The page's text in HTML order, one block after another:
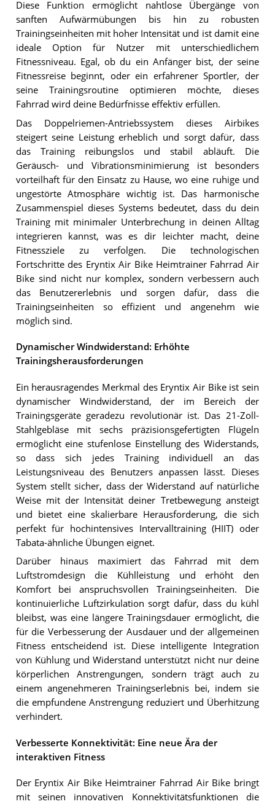
Diese Funktion ermöglicht nahtlose Übergänge von
sanften Aufwärmübungen bis hin zu robusten
Trainingseinheiten mit hoher Intensität und ist damit eine
ideale Option für Nutzer mit unterschiedlichem
Fitnessniveau. Egal, ob du ein Anfänger bist, der seine
Fitnessreise beginnt, oder ein erfahrener Sportler, der
seine Trainingsroutine optimieren möchte, dieses
Fahrrad wird deine Bedürfnisse effektiv erfüllen.
Das Doppelriemen-Antriebssystem dieses Airbikes
steigert seine Leistung erheblich und sorgt dafür, dass
das Training reibungslos und stabil abläuft. Die
Geräusch- und Vibrationsminimierung ist besonders
vorteilhaft für den Einsatz zu Hause, wo eine ruhige und
ungestörte Atmosphäre wichtig ist. Das harmonische
Zusammenspiel dieses Systems bedeutet, dass du dein
Training mit minimaler Unterbrechung in deinen Alltag
integrieren kannst, was es dir leichter macht, deine
Fitnessziele zu verfolgen. Die technologischen
Fortschritte des Eryntix Air Bike Heimtrainer Fahrrad Air
Bike sind nicht nur komplex, sondern verbessern auch
das Benutzererlebnis und sorgen dafür, dass die
Trainingseinheiten so effizient und angenehm wie
möglich sind.
Dynamischer Windwiderstand: Erhöhte
Trainingsherausforderungen
Ein herausragendes Merkmal des Eryntix Air Bike ist sein
dynamischer Windwiderstand, der im Bereich der
Trainingsgeräte geradezu revolutionär ist. Das 21-Zoll-
Stahlgebläse mit sechs präzisionsgefertigten Flügeln
ermöglicht eine stufenlose Einstellung des Widerstands,
so dass sich jedes Training individuell an das
Leistungsniveau des Benutzers anpassen lässt. Dieses
System stellt sicher, dass der Widerstand auf natürliche
Weise mit der Intensität deiner Tretbewegung ansteigt
und bietet eine skalierbare Herausforderung, die sich
perfekt für hochintensives Intervalltraining (HIIT) oder
Tabata-ähnliche Übungen eignet.
Darüber hinaus maximiert das Fahrrad mit dem
Luftstromdesign die Kühlleistung und erhöht den
Komfort bei anspruchsvollen Trainingseinheiten. Die
kontinuierliche Luftzirkulation sorgt dafür, dass du kühl
bleibst, was eine längere Trainingsdauer ermöglicht, die
für die Verbesserung der Ausdauer und der allgemeinen
Fitness entscheidend ist. Diese intelligente Integration
von Kühlung und Widerstand unterstützt nicht nur deine
körperlichen Anstrengungen, sondern trägt auch zu
einem angenehmeren Trainingserlebnis bei, indem sie
die empfundene Anstrengung reduziert und Überhitzung
verhindert.
Verbesserte Konnektivität: Eine neue Ära der
interaktiven Fitness
Der Eryntix Air Bike Heimtrainer Fahrrad Air Bike bringt
mit seinen innovativen Konnektivitätsfunktionen die